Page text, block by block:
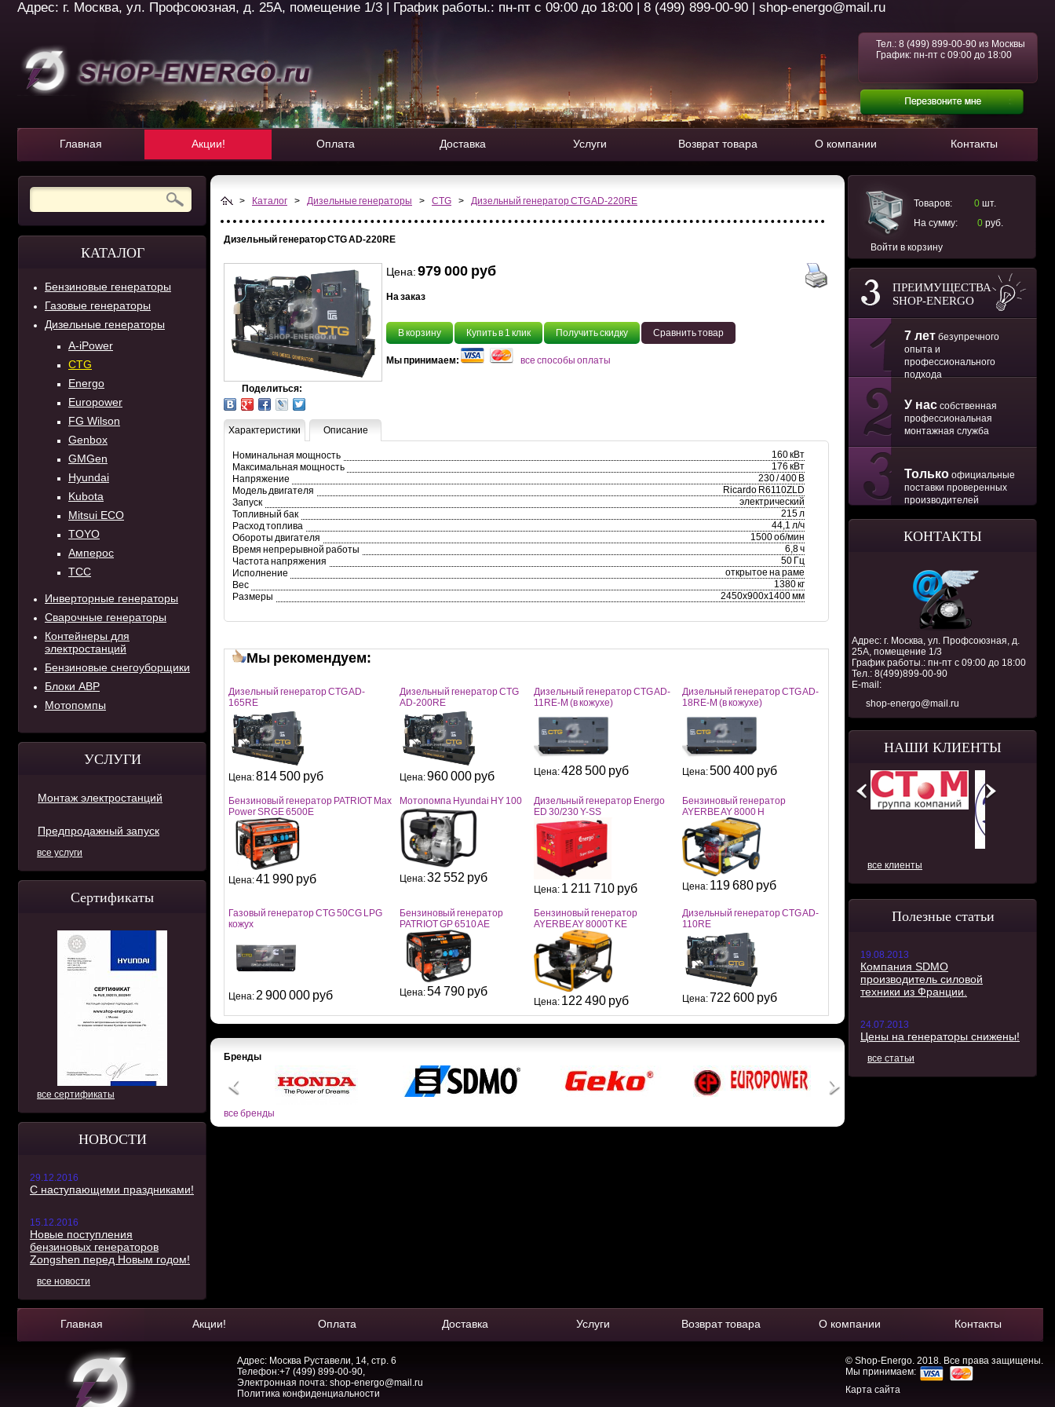
Адрес: г. Москва, ул. Профсоюзная, д. 25А, помещение 1/3 | График работы.: пн-пт с 09:00 до 18:00 | 8 (499) 899-00-90 | shop-energo@mail.ru
Тел.: 8 (499) 899-00-90 из Москвы
График: пн-пт с 09:00 до 18:00
Главная Акции! Оплата Доставка Услуги Возврат товара О компании Контакты
КАТАЛОГ
Бензиновые генераторы
Газовые генераторы
Дизельные генераторы
A-iPower
CTG
Energo
Europower
FG Wilson
Genbox
GMGen
Hyundai
Kubota
Mitsui ECO
TOYO
Амперос
ТСС
Инверторные генераторы
Сварочные генераторы
Контейнеры для
электростанций
Бензиновые снегоуборщики
Блоки АВР
Мотопомпы
УСЛУГИ
Монтаж электростанций
Предпродажный запуск
все услуги
Сертификаты
все сертификаты
НОВОСТИ
29.12.2016
С наступающими праздниками!
15.12.2016
Новые поступления
бензиновых генераторов
Zongshen перед Новым годом!
все новости
Товаров: 0 шт.
На сумму:
0 руб.
Войти в корзину
ПРЕИМУЩЕСТВА
SHOP-ENERGO
7 лет безупречного
опыта и
профессионального
подхода
У нас собственная
профессиональная
монтажная служба
Только официальные
поставки проверенных
производителей
КОНТАКТЫ
Адрес: г. Москва, ул. Профсоюзная, д.
25А, помещение 1/3
График работы.: пн-пт с 09:00 до 18:00
Тел.: 8(499)899-00-90
E-mail:
shop-energo@mail.ru
НАШИ КЛИЕНТЫ
все клиенты
Полезные статьи
19.08.2013
Компания SDMO
производитель силовой
техники из Франции.
24.07.2013
Цены на генераторы снижены!
все статьи
> Каталог > Дизельные генераторы > CTG > Дизельный генератор CTG AD-220RE
Дизельный генератор CTG AD-220RE
Цена:979 000 руб
На заказ
В корзину Купить в 1 клик Получить скидку Сравнить товар
Мы принимаем: все способы оплаты
Поделиться:
Характеристики Описание
Номинальная мощность
160 кВт
Максимальная мощность
176 кВт
Напряжение
230 / 400 В
Модель двигателя
Ricardo R6110ZLD
Запуск
электрический
Топливный бак
215 л
Расход топлива
44,1 л/ч
Обороты двигателя
1500 об/мин
Время непрерывной работы
6,8 ч
Частота напряжения
50 Гц
Исполнение
открытое на раме
Вес
1380 кг
Размеры
2450x900x1400 мм
Мы рекомендуем:
Дизельный генератор CTG AD-
165RE
Цена:814 500 руб
Дизельный генератор CTG
AD-200RE
Цена:960 000 руб
Дизельный генератор CTG AD-
11RE-M (в кожухе)
Цена:428 500 руб
Дизельный генератор CTG AD-
18RE-M (в кожухе)
Цена:500 400 руб
Бензиновый генератор PATRIOT Max
Power SRGE 6500E
Цена:41 990 руб
Мотопомпа Hyundai HY 100
Цена:32 552 руб
Дизельный генератор Energo
ED 30/230 Y-SS
Цена: 1 211 710 руб
Бензиновый генератор
AYERBE AY 8000 H
Цена: 119 680 руб
Газовый генератор CTG 50CG LPG
кожух
Цена: 2 900 000 руб
Бензиновый генератор
PATRIOT GP 6510 AE
Цена:54 790 руб
Бензиновый генератор
AYERBE AY 8000T KE
Цена: 122 490 руб
Дизельный генератор CTG AD-
110RE
Цена:722 600 руб
Бренды
все бренды
Главная Акции! Оплата Доставка Услуги Возврат товара О компании Контакты
Адрес: Москва Руставели, 14, стр. 6
Телефон:+7 (499) 899-00-90,
Электронная почта: shop-energo@mail.ru
Политика конфиденциальности
© Shop-Energo. 2018. Все права защищены.
Мы принимаем:
Карта сайта